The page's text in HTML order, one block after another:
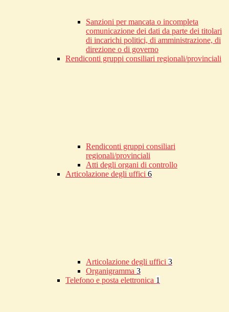
Sanzioni per mancata o incompleta
comunicazione dei dati da parte dei titolari
di incarichi politici, di amministrazione, di
direzione o di governo
Rendiconti gruppi consiliari regionali/provinciali
Rendiconti gruppi consiliari
regionali/provinciali
Atti degli organi di controllo
Articolazione degli uffici 6
Articolazione degli uffici 3
Organigramma 3
Telefono e posta elettronica 1